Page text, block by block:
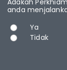
Adakah
anda
Pilihan
Ya
Tidak